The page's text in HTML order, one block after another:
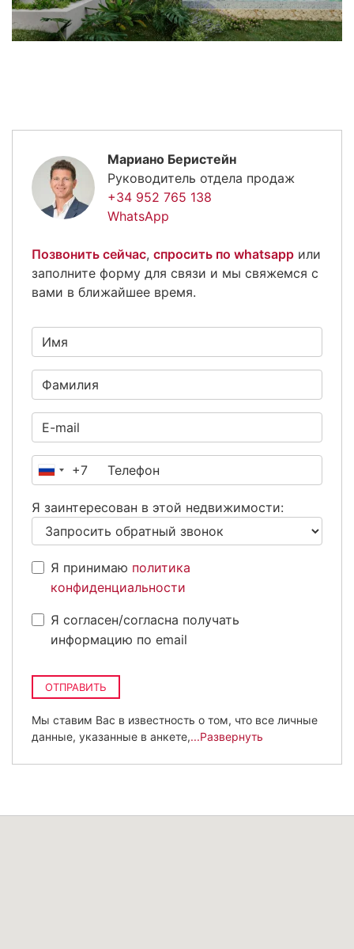
Мариано Беристейн
Руководитель отдела продаж
+34 952 765 138
WhatsApp
Позвонить сейчас, спросить по whatsapp или
заполните форму для связи и мы свяжемся с
вами в ближайшее время.
Россия
+7
Я заинтересован в этой недвижимости:
Я принимаю политика
конфиденциальности
Я согласен/согласна получать
информацию по email
ОТПРАВИТЬ
Мы ставим Вас в известность о том, что все личные
данные, указанные в анкете,...Развернуть